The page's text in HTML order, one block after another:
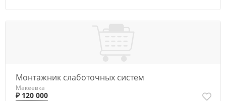
Монтажник слаботочных систем
Макеевка
₽ 120 000